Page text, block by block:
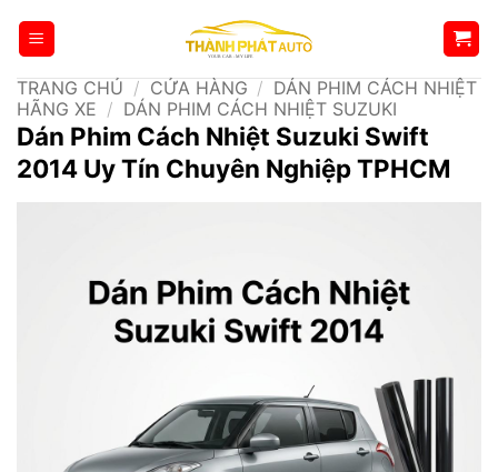
qua
dungTRANG CHỦ / CỬA HÀNG / DÁN PHIM CÁCH NHIỆT
HÃNG XE / DÁN PHIM CÁCH NHIỆT SUZUKI
Dán Phim Cách Nhiệt Suzuki Swift
2014 Uy Tín Chuyên Nghiệp TPHCM